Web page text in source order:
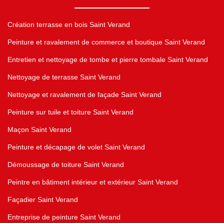
Création terrasse en bois Saint Verand
Peinture et ravalement de commerce et boutique Saint Verand
Entretien et nettoyage de tombe et pierre tombale Saint Verand
Nettoyage de terrasse Saint Verand
Nettoyage et ravalement de façade Saint Verand
Peinture sur tuile et toiture Saint Verand
Maçon Saint Verand
Peinture et décapage de volet Saint Verand
Démoussage de toiture Saint Verand
Peintre en bâtiment intérieur et extérieur Saint Verand
Façadier Saint Verand
Entreprise de peinture Saint Verand